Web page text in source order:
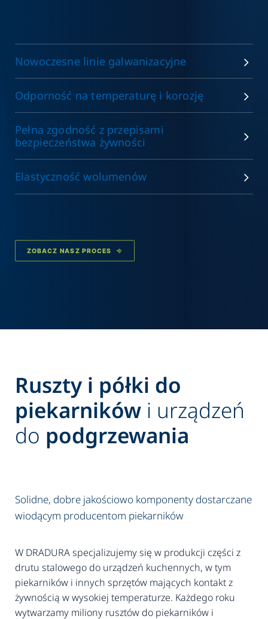
Nowoczesne linie galwanizacyjne
Odporność na temperaturę i korozję
Pełna zgodność z przepisami
bezpieczeństwa żywności
Elastyczność wolumenów
ZOBACZ NASZ PROCES
Ruszty i półki do
piekarników i urządzeń
do podgrzewania
Solidne, dobre jakościowo komponenty dostarczane
wiodącym producentom piekarników
W DRADURA specjalizujemy się w produkcji części z
drutu stalowego do urządzeń kuchennych, w tym
piekarników i innych sprzętów mających kontakt z
żywnością w wysokiej temperaturze. Każdego roku
wytwarzamy miliony rusztów do piekarników i